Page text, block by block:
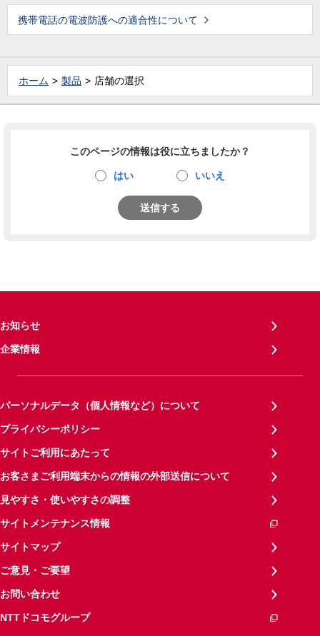
携帯電話の電波防護への適合性について
ホーム 製品 店舗の選択
このページの情報は役に立ちましたか？
はい いいえ
送信する
お知らせ
企業情報
パーソナルデータ（個人情報など）について
プライバシーポリシー
サイトご利用にあたって
お客さまご利用端末からの情報の外部送信について
見やすさ・使いやすさの調整
サイトメンテナンス情報
サイトマップ
ご意見・ご要望
お問い合わせ
NTTドコモグループ